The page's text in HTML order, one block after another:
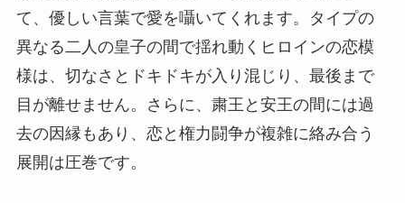
て、優しい言葉で愛を囁いてくれます。タイプの
異なる二人の皇子の間で揺れ動くヒロインの恋模
様は、切なさとドキドキが入り混じり、最後まで
目が離せません。さらに、粛王と安王の間には過
去の因縁もあり、恋と権力闘争が複雑に絡み合う
展開は圧巻です。